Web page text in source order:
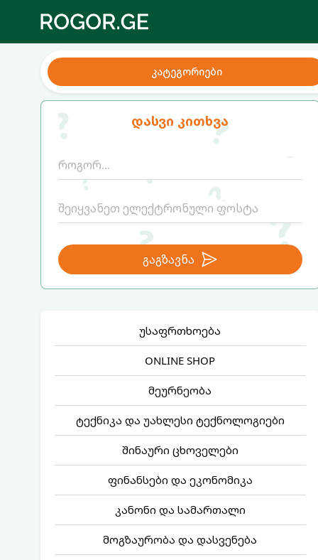
კატეგორიები
დასვი კითხვა
გაგზავნა
უსაფრთხოება
ONLINE SHOP
მეურნეობა
ტექნიკა და უახლესი ტექნოლოგიები
შინაური ცხოველები
ფინანსები და ეკონომიკა
კანონი და სამართალი
მოგზაურობა და დასვენება